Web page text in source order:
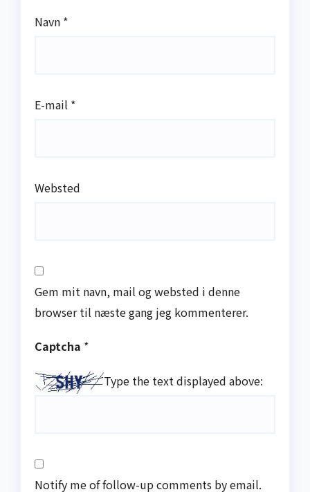
Navn *
E-mail *
Websted
Gem mit navn, mail og websted i denne
browser til næste gang jeg kommenterer.
Captcha *
Type the text displayed above:
Notify me of follow-up comments by email.